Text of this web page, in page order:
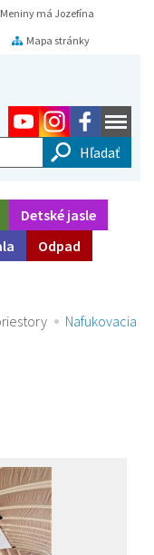
má Jozefína
Mapa stránky
Detské jasle
Odpad
Nafukovacia